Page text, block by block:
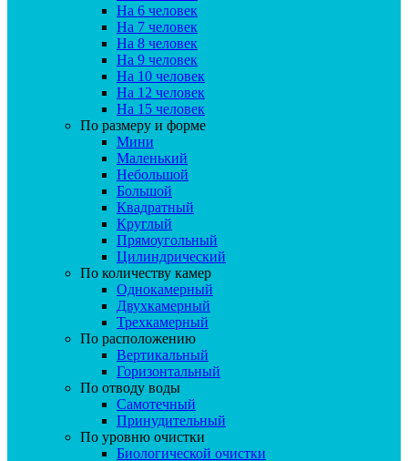
На 6 человек
На 7 человек
На 8 человек
На 9 человек
На 10 человек
На 12 человек
На 15 человек
По размеру и форме
Мини
Маленький
Небольшой
Большой
Квадратный
Круглый
Прямоугольный
Цилиндрический
По количеству камер
Однокамерный
Двухкамерный
Трехкамерный
По расположению
Вертикальный
Горизонтальный
По отводу воды
Самотечный
Принудительный
По уровню очистки
Биологической очистки